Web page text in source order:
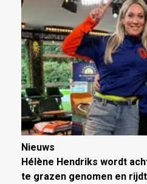
Nieuws
Hélène Hendriks wordt
te grazen genomen en